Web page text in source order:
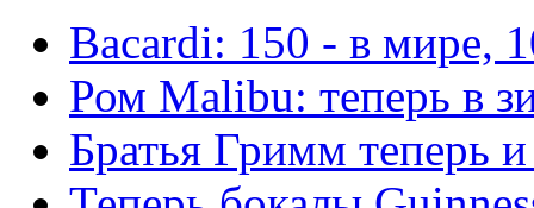
Bacardi: 150 - в мире,
Ром Malibu: теперь в
Братья Гримм теперь